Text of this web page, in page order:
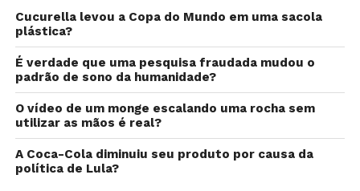
Cucurella levou a Copa do Mundo em uma sacola
plástica?
É verdade que uma pesquisa fraudada mudou o
padrão de sono da humanidade?
O vídeo de um monge escalando uma rocha sem
utilizar as mãos é real?
A Coca-Cola diminuiu seu produto por causa da
política de Lula?